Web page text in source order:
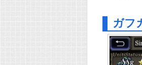
ガフ